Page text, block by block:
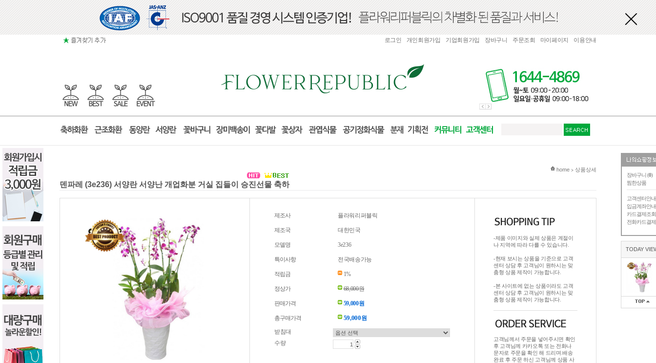
장바구니 (0)
찜한상품
고객센터안내
입금계좌안내
카드결제조회
전화카드결제
TODAY
로그인 개인회원가입 기업회원가입 장바구니 주문조회 마이페이지 이용안내
현재 위치
home > 상품상세
덴파레 (3e236) 서양란 서양난 개업화분 거실 집들이 승진선물 축하
제조사 플라워리퍼블릭
제조국 대한민국
모델명 3e236
특이사항 전국배송가능
적립금 1%
정상가 68,000원
판매가격 59,000원
총구매가격 59,000원
받침대
수량
-제품 이미지와 실제 상품은 계절이
나 지역에 따라 다를 수 있습니다.
-현재 보시는 상품을 기준으로 고객
센터 상담 후 고객님이 원하시는 맞
춤형 상품 제작이 가능합니다.
-본 사이트에 없는 상품이라도 고객
센터 상담 후 고객님이 원하시는 맞
춤형 상품 제작이 가능합니다.
고객님께서 주문을 넣어주시면 확인
후 고객님께 카카오톡 또는 전화나
문자로 주문을 확인 해 드리며.배송
완료 후 주문 하신 고객님께 상품 사